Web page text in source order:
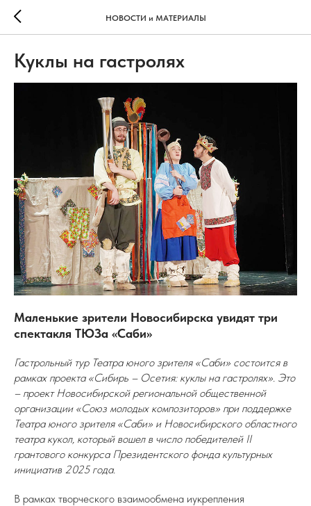
НОВОСТИ и МАТЕРИАЛЫ
Куклы на гастролях
Маленькие зрители Новосибирска увидят три
спектакля ТЮЗа «Саби»
Гастрольный тур Театра юного зрителя «Саби» состоится в
рамках проекта «Сибирь – Осетия: куклы на гастролях». Это
– проект Новосибирской региональной общественной
организации «Союз молодых композиторов» при поддержке
Театра юного зрителя «Саби» и Новосибирского областного
театра кукол, который вошел в число победителей II
грантового конкурса Президентского фонда культурных
инициатив 2025 года.
В рамках творческого взаимообмена иукрепления